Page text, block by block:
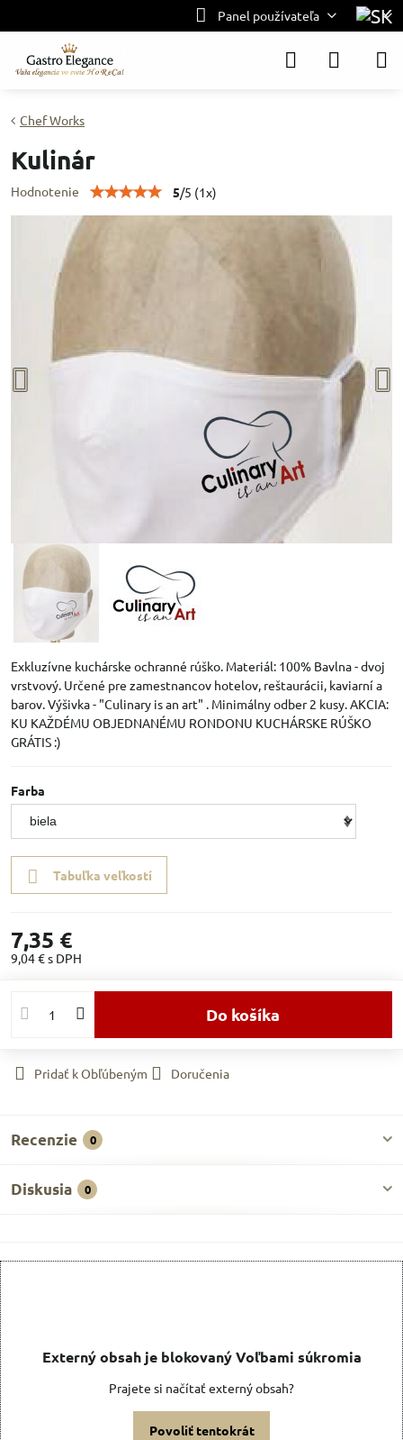
Panel používateľa
Chef Works
Kulinár
Hodnotenie 5/5 (1x)
Exkluzívne kuchárske ochranné rúško. Materiál: 100% Bavlna - dvoj
vrstvový. Určené pre zamestnancov hotelov, reštaurácii, kaviarní a
barov. Výšivka - "Culinary is an art" . Minimálny odber 2 kusy. AKCIA:
KU KAŽDÉMU OBJEDNANÉMU RONDONU KUCHÁRSKE RÚŠKO
GRÁTIS :)
Farba
Tabuľka veľkostí
7,35 €
9,04 €s DPH
Do košíka
Pridať k Obľúbeným Doručenia
Recenzie 0
Diskusia 0
Externý obsah je blokovaný Voľbami súkromia
Prajete si načítať externý obsah?
Povoliť tentokrát